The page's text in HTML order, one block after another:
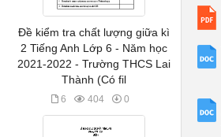
Đề kiểm tra chất lượng giữa kì
2 Tiếng Anh Lớp 6 - Năm học
2021-2022 - Trường THCS Lai
Thành (Có fil
6 404 0